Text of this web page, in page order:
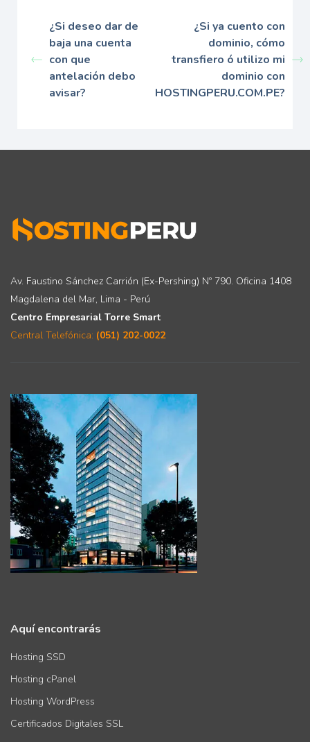
¿Si deseo dar de
baja una cuenta
con que
antelación debo
avisar?
¿Si ya cuento con
dominio, cómo
transfiero ó utilizo mi
dominio con
HOSTINGPERU.COM.PE?
Av. Faustino Sánchez Carrión (Ex-Pershing) Nº 790. Oficina 1408
Magdalena del Mar, Lima - Perú
Centro Empresarial Torre Smart
Central Telefónica: (051) 202-0022
Aquí encontrarás
Hosting SSD
Hosting cPanel
Hosting WordPress
Certificados Digitales SSL